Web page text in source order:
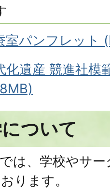
室パンフレット
化遺産 競進社模
ついて
は、学校やサ
ります。